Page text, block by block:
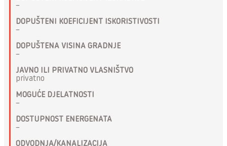
–
DOPUŠTENI KOEFICIJENT ISKORISTIVOSTI
–
DOPUŠTENA VISINA GRADNJE
–
JAVNO ILI PRIVATNO VLASNIŠTVO
privatno
MOGUĆE DJELATNOSTI
–
DOSTUPNOST ENERGENATA
–
ODVODNJA/KANALIZACIJA